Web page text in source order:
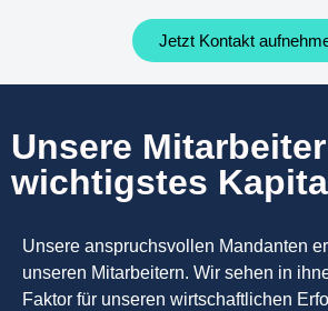
Jetzt Kontakt
Unsere
wichtigstes
Unsere anspruchsvollen Mandanten
unseren Mitarbeitern. Wir sehen in
Faktor für unseren wirtschaftlichen